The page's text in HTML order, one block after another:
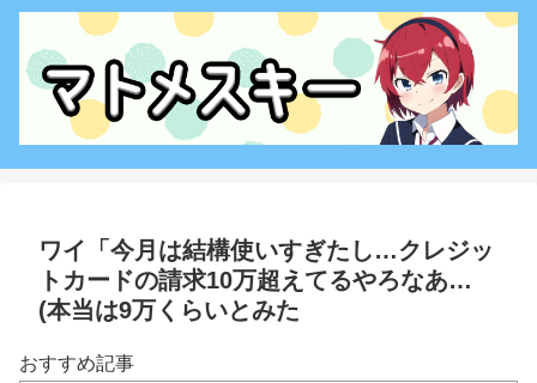
ワイ「今月は結構使いすぎたし…クレジッ
トカードの請求10万超えてるやろなあ…
(本当は9万くらいとみた
おすすめ記事